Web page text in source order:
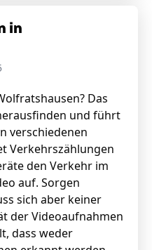
in
Das
und führt
verschiedenen
Verkehrszählungen
den Verkehr im
auf. Sorgen
sich aber keiner
der Videoaufnahmen
dass weder